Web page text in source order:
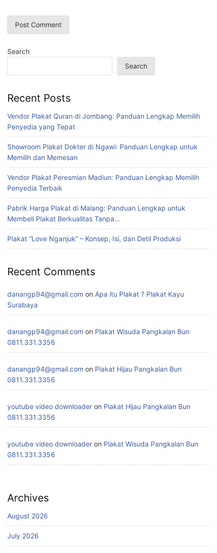
Search
Search
Recent Posts
Vendor Plakat Quran di Jombang: Panduan Lengkap Memilih
Penyedia yang Tepat
Showroom Plakat Dokter di Ngawi: Panduan Lengkap untuk
Memilih dan Memesan
Vendor Plakat Peresmian Madiun: Panduan Lengkap Memilih
Penyedia Terbaik
Pabrik Harga Plakat di Malang: Panduan Lengkap untuk
Membeli Plakat Berkualitas Tanpa…
Plakat “Love Nganjuk” – Konsep, Isi, dan Detil Produksi
Recent Comments
danangp94@gmail.com on Apa itu Plakat ? Plakat Kayu
Surabaya
danangp94@gmail.com on Plakat Wisuda Pangkalan Bun
0811.331.3356
danangp94@gmail.com on Plakat Hijau Pangkalan Bun
0811.331.3356
youtube video downloader on Plakat Hijau Pangkalan Bun
0811.331.3356
youtube video downloader on Plakat Wisuda Pangkalan Bun
0811.331.3356
Archives
August 2026
July 2026